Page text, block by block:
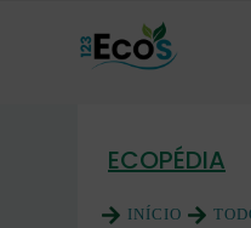
ECOPÉDIA
INÍCIO